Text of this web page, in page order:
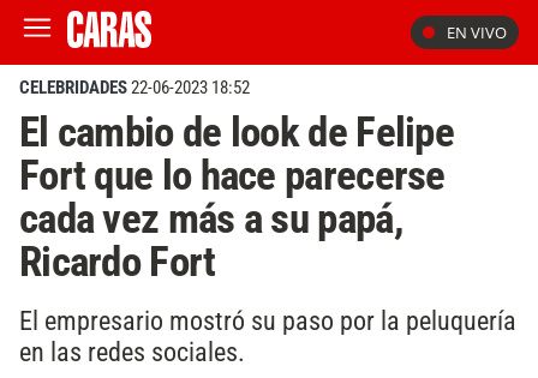
EN VIVO
CELEBRIDADES22-06-2023 18:52
El cambio de look de Felipe
Fort que lo hace parecerse
cada vez más a su papá,
Ricardo Fort
El empresario mostró su paso por la peluquería
en las redes sociales.